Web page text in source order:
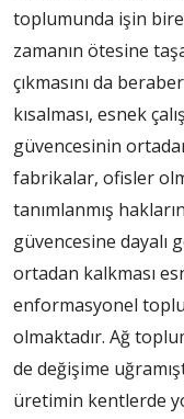
toplumunda işin
zamanın ötesine
çıkmasını da
kısalması, esnek
güvencesinin
fabrikalar, ofisler
tanımlanmış
güvencesine dayalı
ortadan kalkması
enformasyonel
olmaktadır. Ağ
de değişime
üretimin kentlerde